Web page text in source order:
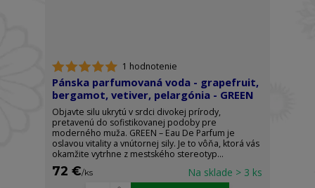
1 hodnotenie
Pánska parfumovaná voda - grapefruit,
bergamot, vetiver, pelargónia - GREEN
Objavte silu ukrytú v srdci divokej prírody,
pretavenú do sofistikovanej podoby pre
moderného muža. GREEN – Eau De Parfum je
oslavou vitality a vnútornej sily. Je to vôňa, ktorá vás
okamžite vytrhne z mestského stereotyp...
72 €/ks Na sklade > 3 ks